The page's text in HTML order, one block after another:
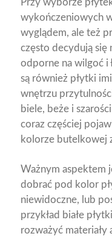
wykończeniowych
wyglądem, ale też
często decydują się
odporne na wilgoć i
są również płytki
wnętrzu
biele, beże i
coraz częściej
kolorze butelkowej
Ważnym aspektem
dobrać pod kolor
niewidoczne, lub
przykład białe
rozważyć materiały